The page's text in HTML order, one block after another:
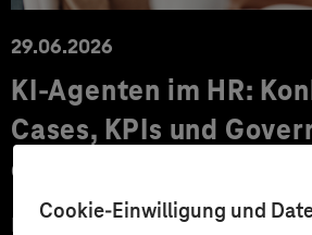
Cookie-Einwilligung und
29.06.2026
KI‑Agenten im HR:
Cases, KPIs und
entlang der Employee
KI‑Agenten im HR sind mehr als